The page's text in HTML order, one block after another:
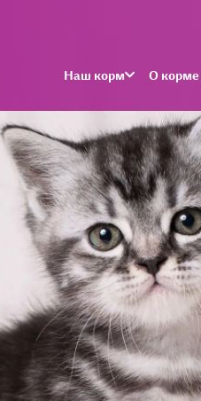
Наш корм О корме